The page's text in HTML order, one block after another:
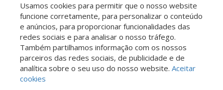
Descomplicado por:
Usamos cookies para permitir que o nosso website
funcione corretamente, para personalizar o conteúdo
e anúncios, para proporcionar funcionalidades das
redes sociais e para analisar o nosso tráfego.
Também partilhamos informação com os nossos
parceiros das redes sociais, de publicidade e de
analítica sobre o seu uso do nosso website. Aceitar
cookies